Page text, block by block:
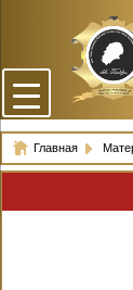
Главная